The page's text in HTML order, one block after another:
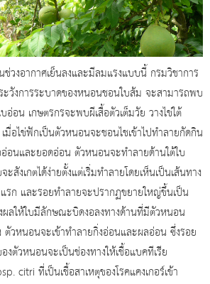
วงอากาศเย็นลงและมีลมแรงแบบนี้ กรมวิชาการ
ะวังการระบาดของหนอนชอนใบส้ม จะสามารถพบ
อน เกษตรกรจะพบผีเสื้อตัวเต็มวัย วางไข่ใต้
เมื่อไข่ฟักเป็นตัวหนอนจะชอนไชเข้าไปทำลายกัดกิน
อ่อนและยอดอ่อน ตัวหนอนจะทำลายด้านใต้ใบ
สังเกตได้ง่ายตั้งแต่เริ่มทำลายโดยเห็นเป็นเส้นทาง
แรก และรอยทำลายจะปรากฏขยายใหญ่ขึ้นเป็น
ผลให้ใบมีลักษณะบิดงอลงทางด้านที่มีตัวหนอน
วหนอนจะเข้าทำลายกิ่งอ่อนและผลอ่อน ซึ่งรอย
งตัวหนอนจะเป็นช่องทางให้เชื้อแบคทีเรีย
citri ที่เป็นเชื้อสาเหตุของโรคแคงเกอร์เข้า